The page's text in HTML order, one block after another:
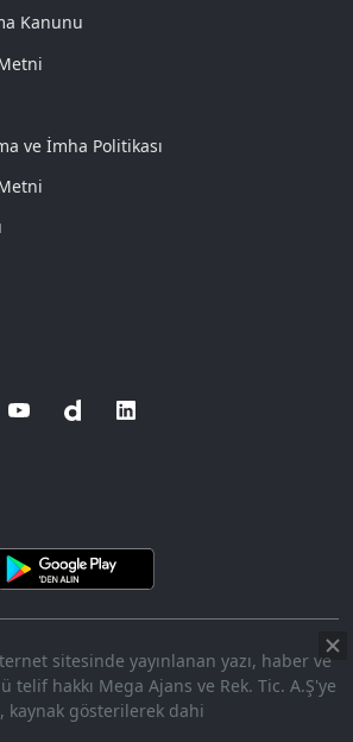
Kanunu
ve İmha Politikası
sitesinde yayınlanan yazı, haber ve
hakkı Mega Ajans ve Rek. Tic. A.Ş'ye
kaynak gösterilerek dahi